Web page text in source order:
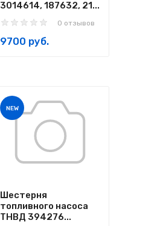
3014614, 187632, 21...
0 отзывов
9700 руб.
NEW
Шестерня
топливного насоса
ТНВД 394276...